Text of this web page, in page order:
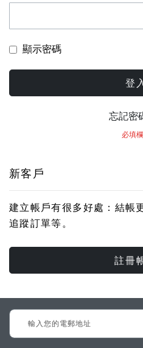
顯示密碼
登
忘記密
新客戶
建立帳戶有很多好處：結帳
追蹤訂單等。
註冊
Sign
Up